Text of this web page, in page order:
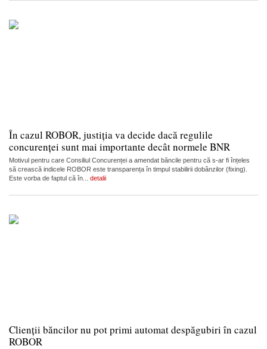
În cazul ROBOR, justiția va decide dacă regulile
concurenței sunt mai importante decât normele BNR
Motivul pentru care Consiliul Concurenței a amendat băncile pentru că s-ar fi înțeles
să crească indicele ROBOR este transparența în timpul stabilirii dobânzilor (fixing).
Este vorba de faptul că în... detalii
Clienții băncilor nu pot primi automat despăgubiri în cazul
ROBOR